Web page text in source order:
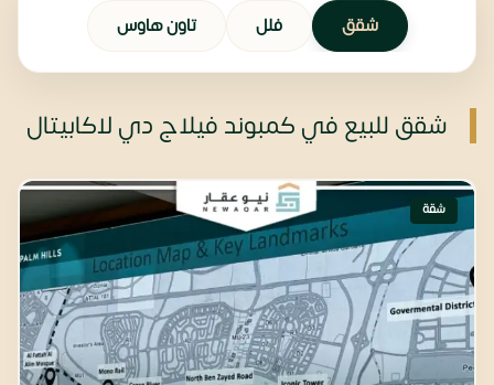
شقق فلل تاون هاوس
شقق للبيع في كمبوند فيلاج دي لاكابيتال
شقة